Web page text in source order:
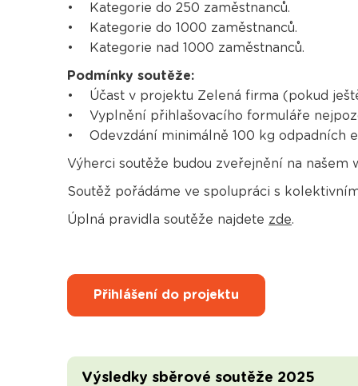
• Kategorie do 250 zaměstnanců.
• Kategorie do 1000 zaměstnanců.
• Kategorie nad 1000 zaměstnanců.
Podmínky soutěže:
• Účast v projektu Zelená firma (pokud
• Vyplnění přihlašovacího formuláře
• Odevzdání minimálně 100 kg odpadních
Výherci soutěže budou zveřejnění na
Soutěž pořádáme ve spolupráci s
Úplná pravidla soutěže najdete zde.
Přihlášení do projektu
Výsledky sběrové soutěže 2025